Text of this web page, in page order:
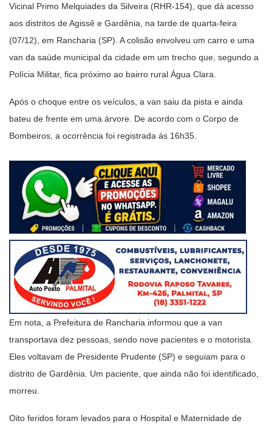
Vicinal Primo Melquiades da Silveira (RHR-154), que dá acesso
aos distritos de Agissê e Gardênia, na tarde de quarta-feira
(07/12), em Rancharia (SP). A colisão envolveu um carro e uma
van da saúde municipal da cidade em um trecho que, segundo a
Polícia Militar, fica próximo ao bairro rural Água Clara.
Após o choque entre os veículos, a van saiu da pista e ainda
bateu de frente em uma árvore. De acordo com o Corpo de
Bombeiros, a ocorrência foi registrada às 16h35.
Em nota, a Prefeitura de Rancharia informou que a van
transportava dez pessoas, sendo nove pacientes e o motorista.
Eles voltavam de Presidente Prudente (SP) e seguiam para o
distrito de Gardênia. Um paciente, que ainda não foi identificado,
morreu.
Oito feridos foram levados para o Hospital e Maternidade de